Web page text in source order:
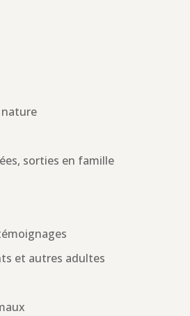
nature
sorties en famille
et autres adultes